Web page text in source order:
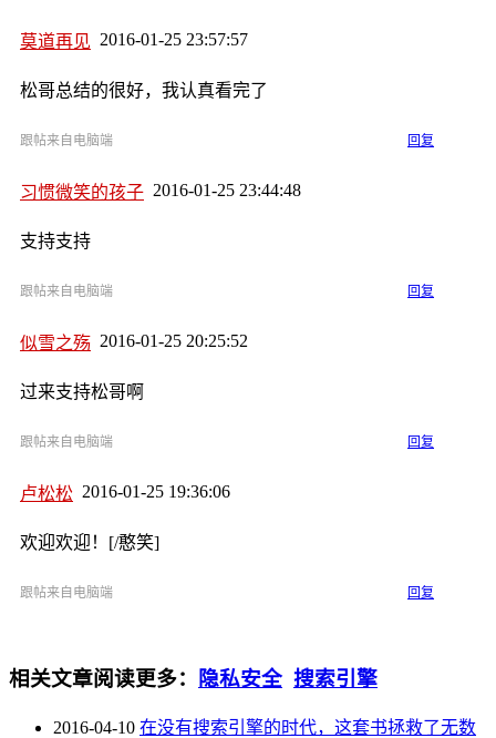
莫道再见 2016-01-25 23:57:57
松哥总结的很好，我认真看完了
跟帖来自电脑端 回复
习惯微笑的孩子 2016-01-25 23:44:48
支持支持
跟帖来自电脑端 回复
似雪之殇 2016-01-25 20:25:52
过来支持松哥啊
跟帖来自电脑端 回复
卢松松 2016-01-25 19:36:06
欢迎欢迎！[/憨笑]
跟帖来自电脑端 回复
相关文章阅读更多： 隐私安全 搜索引擎
2016-04-10 在没有搜索引擎的时代，这套书拯救了无数